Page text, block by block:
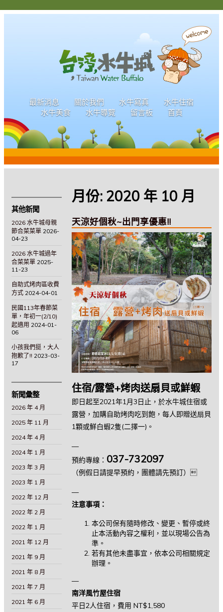
最新消息 關於我們 水牛寫真
水牛住宿
水牛美食
水牛導覽 留言板 首頁
月份: 2020 年 10 月
天涼好個秋~出門享優惠!!
住宿/露營+烤肉送扇貝或鮮蝦
即日起至2021年1月3日止，於水牛城住宿或
露營，加購自助烤肉吃到飽，每人即贈送扇貝
1顆或鮮白蝦2隻(二擇一)。
—
預約專線： 037-732097
（例假日請提早預約，團體請先預訂）
—
注意事項：
本公司保有隨時修改、變更、暫停或終
止本活動內容之權利，並以現場公告為
準。
若有其他未盡事宜，依本公司相關規定
辦理。
—
南洋風竹屋住宿
平日2人住宿，費用 NT$1,580
其他新聞
2026 水牛城母親
節合菜菜單 2026-
04-23
2026 水牛城過年
合菜菜單 2025-
11-23
自助式烤肉區收費
方式 2024-04-01
民國113年春節菜
單，年初一(2/10)
起適用 2024-01-
06
小孩我們挺，大人
抱歉了!! 2023-03-
17
新聞彙整
2026 年 4 月
2025 年 11 月
2024 年 4 月
2024 年 1 月
2023 年 3 月
2023 年 1 月
2022 年 12 月
2022 年 2 月
2022 年 1 月
2021 年 12 月
2021 年 9 月
2021 年 8 月
2021 年 7 月
2021 年 6 月